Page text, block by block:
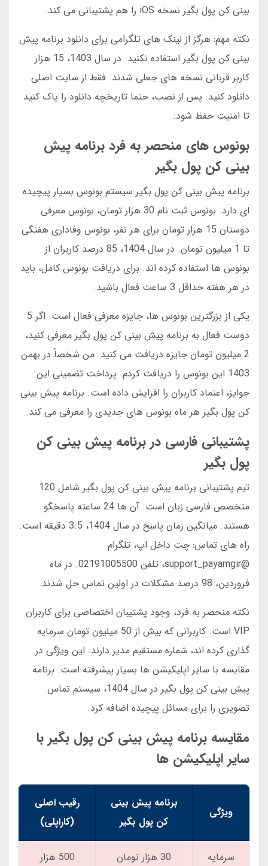
بینی کن پول بگیر نسخه iOS را هم پشتیبانی می کند.
نکته مهم: هرگز از لینک های تلگرامی برای دانلود برنامه پیش
بینی کن پول بگیر استفاده نکنید. در سال 1403، 15 هزار
کاربر قربانی نسخه های جعلی شدند. فقط از سایت اصلی
دانلود کنید. پس از نصب، حتما تاریخچه دانلود را پاک کنید
تا امنیت حفظ شود.
بونوس های منحصر به فرد برنامه پیش
بینی کن پول بگیر
برنامه پیش بینی کن پول بگیر سیستم بونوس بسیار پیچیده
ای دارد. بونوس ثبت نام 30 هزار تومان، بونوس معرفی
دوستان 15 هزار تومان برای هر نفر، بونوس وفاداری هفتگی
تا 1 میلیون تومان. در سال 1404، 85 درصد کاربران از
بونوس ها استفاده کرده اند. برای دریافت بونوس کامل، باید
در هر هفته حداقل 3 ساعت فعال باشید.
یکی از بزرگترین بونوس ها، جایزه معرفی فعال است. اگر 5
دوست فعال به برنامه پیش بینی کن پول بگیر معرفی کنید،
2 میلیون تومان جایزه دریافت می کنید. من شخصاً در بهمن
1403 این بونوس را دریافت کردم. پرداخت تضمینی این
جوایز، اعتماد کاربران را افزایش داده است. برنامه پیش بینی
کن پول بگیر هر ماه بونوس های جدیدی را معرفی می کند.
پشتیبانی فارسی در برنامه پیش بینی کن
پول بگیر
تیم پشتیبانی برنامه پیش بینی کن پول بگیر شامل 120
متخصص فارسی زبان است. آن ها 24 ساعته پاسخگو
هستند. میانگین زمان پاسخ در سال 1404، 3.5 دقیقه است.
راه های تماس: چت داخل اپ، تلگرام
@support_payamgir، تلفن 02191005500. در ماه
فروردین، 98 درصد مشکلات در اولین تماس حل شدند.
نکته منحصر به فرد، وجود پشتیبان اختصاصی برای کاربران
VIP است. کاربرانی که بیش از 50 میلیون تومان سرمایه
گذاری کرده اند، شماره مستقیم مدیر دارند. این ویژگی در
مقایسه با سایر اپلیکیشن ها بسیار پیشرفته است. برنامه
پیش بینی کن پول بگیر در سال 1404، سیستم تماس
تصویری را برای مسائل پیچیده اضافه کرد.
مقایسه برنامه پیش بینی کن پول بگیر با
سایر اپلیکیشن ها
ویژگی
برنامه پیش بینی
کن پول بگیر
رقیب اصلی
(کاراپلی)
سرمایه 30 هزار تومان 500 هزار